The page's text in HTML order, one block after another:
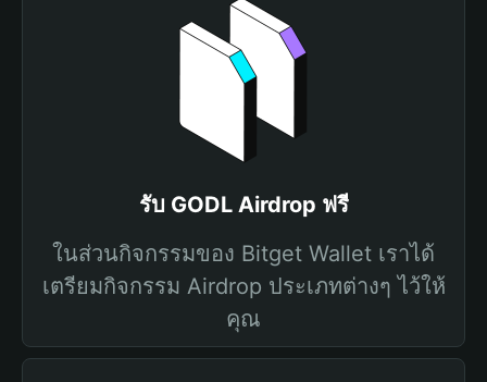
รับ GODL Airdrop ฟรี
ในส่วนกิจกรรมของ Bitget Wallet เราได้
เตรียมกิจกรรม Airdrop ประเภทต่างๆ ไว้ให้
คุณ